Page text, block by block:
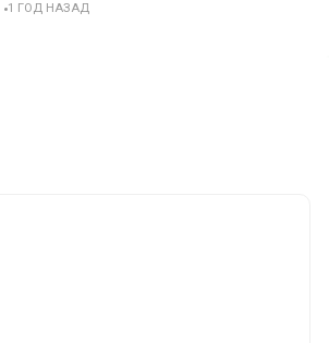
1 ГОД НАЗАД